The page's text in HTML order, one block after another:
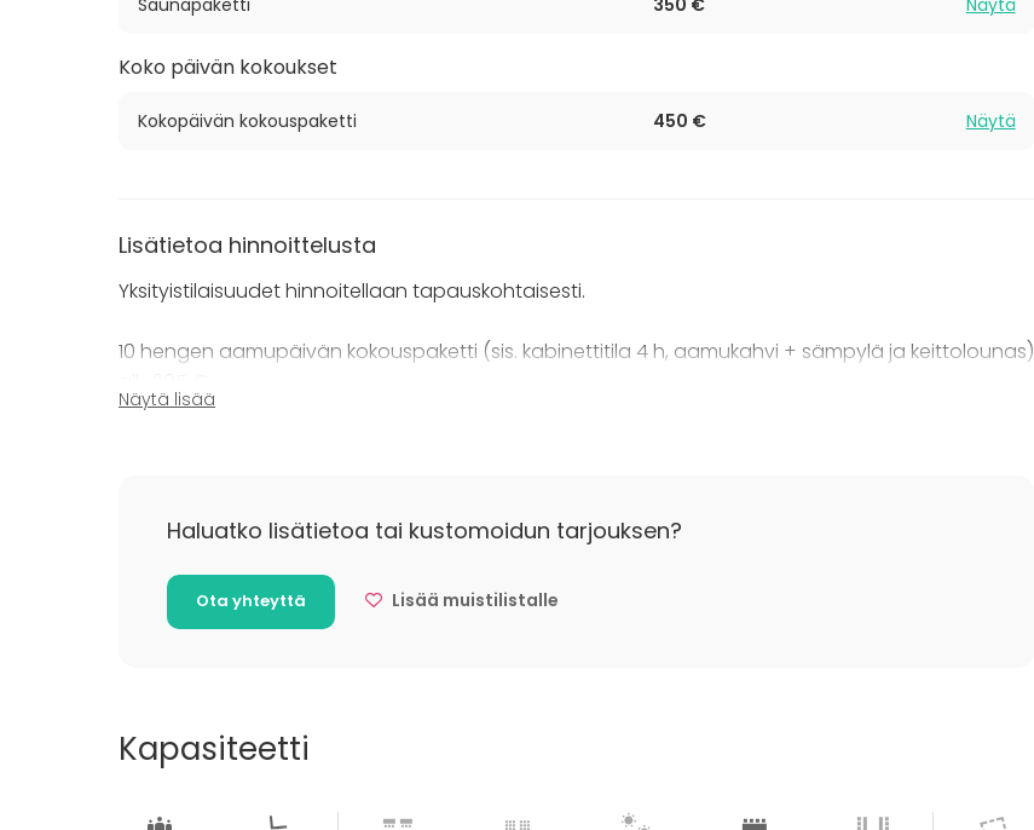
Koko päivän kokoukset
Kokopäivän kokouspaketti 450 € Näytä
Lisätietoa hinnoittelusta
Yksityistilaisuudet hinnoitellaan tapauskohtaisesti.
10 hengen aamupäivän kokouspaketti (sis. kabinettitila 4 h, aamukahvi + sämpylä ja keittolounas)
10 hengen kokopäivän kokouspaketti (sis. kabinettitila 8 h, aamukahvi + sämpylä, lounas
6 hengen saunapaketti (sis. keilarata kahdeksi tunniksi, saunakabinetti kolmeksi tunniksi ja
Näytä lisää
Haluatko lisätietoa tai kustomoidun tarjouksen?
Ota yhteyttä Lisää muistilistalle
Kapasiteetti